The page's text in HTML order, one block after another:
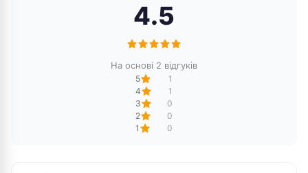
4.5
На основі 2 відгуків
5
1
4
1
3
0
2
0
1
0